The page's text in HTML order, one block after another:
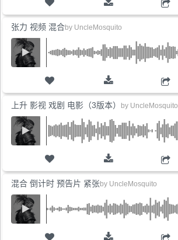
张力 视频 混合by UncleMosquito
上升 影视 戏剧 电影（3版本） by UncleMosquito
混合 倒计时 预告片 紧张by UncleMosquito